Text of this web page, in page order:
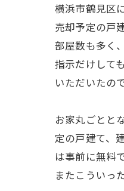
横浜市鶴見区
売却予定の戸
部屋数も多く
指示だけして
いただいたの
お家丸ごとと
定の戸建て、
は事前に無料
またこういっ